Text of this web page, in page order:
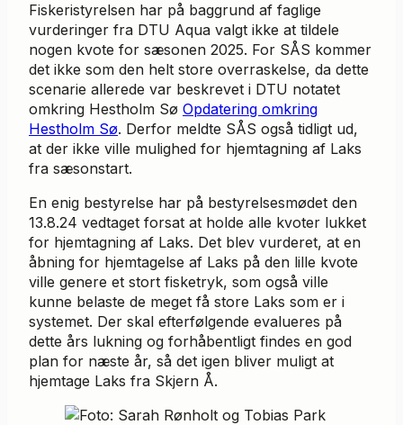
Fiskeristyrelsen har på baggrund af faglige
vurderinger fra DTU Aqua valgt ikke at tildele
nogen kvote for sæsonen 2025. For SÅS kommer
det ikke som den helt store overraskelse, da dette
scenarie allerede var beskrevet i DTU notatet
omkring Hestholm Sø Opdatering omkring
Hestholm Sø. Derfor meldte SÅS også tidligt ud,
at der ikke ville mulighed for hjemtagning af Laks
fra sæsonstart.
En enig bestyrelse har på bestyrelsesmødet den
13.8.24 vedtaget forsat at holde alle kvoter lukket
for hjemtagning af Laks. Det blev vurderet, at en
åbning for hjemtagelse af Laks på den lille kvote
ville genere et stort fisketryk, som også ville
kunne belaste de meget få store Laks som er i
systemet. Der skal efterfølgende evalueres på
dette års lukning og forhåbentligt findes en god
plan for næste år, så det igen bliver muligt at
hjemtage Laks fra Skjern Å.